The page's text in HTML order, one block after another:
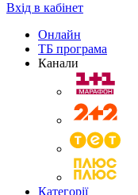
Вхід в кабінет
Онлайн
ТБ програма
Канали
Категорії